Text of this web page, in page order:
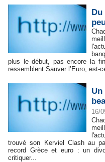
Du
plus le début, pas encore la
ressemblent Sauver l’Euro, est-
16/
trouvé son Kerviel Clash au
record Grèce et euro : un
critiquer...